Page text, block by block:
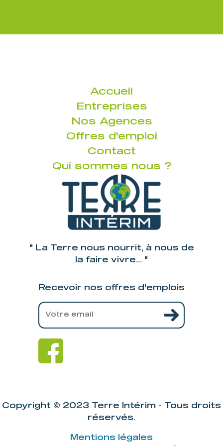
Accueil
Entreprises
Nos Agences
Offres d'emploi
Contact
Qui sommes nous ?
" La Terre nous nourrit, à nous de
la faire vivre... "
Recevoir nos offres d'emplois
Copyright © 2023 Terre Intérim - Tous droits
réservés.
Mentions légales